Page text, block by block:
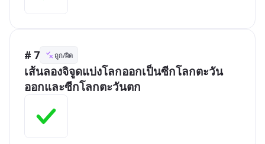
# 7 ถูก/ผิด
เส้นลองจิจูดแบ่งโลกออกเป็นซีกโลกตะวัน
ออกและซีกโลกตะวันตก